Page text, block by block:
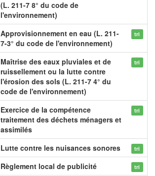
(L. 211-7 8° du code de
l'environnement)
Approvisionnement en eau (L. 211-
7-3° du code de l'environnement)
tri
Maîtrise des eaux pluviales et de
ruissellement ou la lutte contre
l'érosion des sols (L. 211-7 4° du
code de l'environnement)
tri
Exercice de la compétence
traitement des déchets ménagers et
assimilés
tri
Lutte contre les nuisances sonores tri
Règlement local de publicité tri